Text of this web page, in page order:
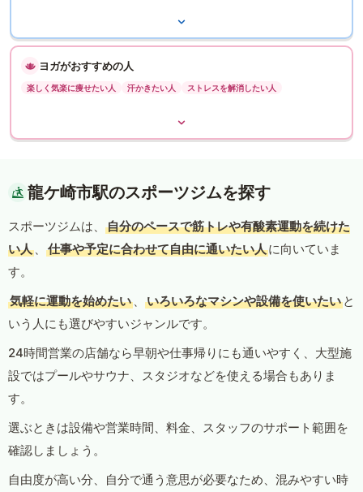
ヨガがおすすめの人
楽しく気楽に痩せたい人 汗かきたい人 ストレスを解消したい人
龍ケ崎市駅のスポーツジムを探す
スポーツジムは、
自分のペースで筋トレや有酸素運動を続けた
い人 、 仕事や予定に合わせて自由に通いたい人に向いていま
す。
気軽に運動を始めたい 、 いろいろなマシンや設備を使いたい と
いう人にも選びやすいジャンルです。
24時間営業の店舗なら早朝や仕事帰りにも通いやすく、大型施
設ではプールやサウナ、スタジオなどを使える場合もありま
す。
選ぶときは設備や営業時間、料金、スタッフのサポート範囲を
確認しましょう。
自由度が高い分、自分で通う意思が必要なため、混みやすい時